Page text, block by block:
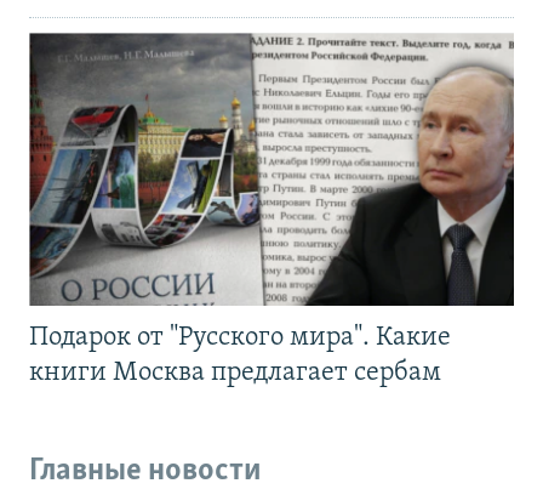
Подарок от "Русского мира". Какие
книги Москва предлагает сербам
Главные новости